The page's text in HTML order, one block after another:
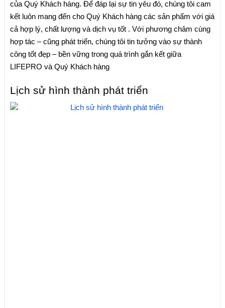
của Quý Khách hàng. Để đáp lại sự tin yêu đó, chúng tôi cam
kết luôn mang đến cho Quý Khách hàng các sản phẩm với giá
cả hợp lý, chất lượng và dịch vụ tốt . Với phương châm cùng
hợp tác – cũng phát triển, chúng tôi tin tưởng vào sự thành
công tốt đẹp – bền vững trong quá trình gắn kết giữa
LIFEPRO và Quý Khách hàng
Lịch sử hình thành phát triển